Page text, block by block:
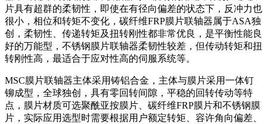
片具有超群的柔韧性，即使在有径向偏差的状态下，反冲力也
很小，相位和转矩不变化，碳纤维FRP膜片联轴器属于ASA独
创，柔韧性、传递转矩及扭转刚性都非常优良，是平衡性能良
好的万能型，不锈钢膜片联轴器柔韧性较差，但传动转矩和扭
转刚性高，最适合于应对性高的伺服系统等。
MSC膜片联轴器主体采用铸铝合金，主体与膜片采用一体钉
铆成型，全球独创，具有零回转间隙，平稳的回转传动等特
点，膜片材质可选聚酰亚按膜片、碳纤维FRP膜片和不锈钢膜
片，实际应用选型时需要根据用户额定转矩、容许角向偏差、